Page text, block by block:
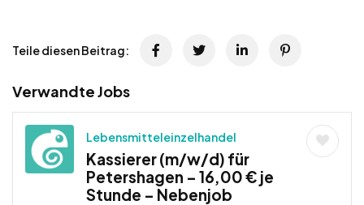
Teile diesen Beitrag:
Verwandte Jobs
Lebensmitteleinzelhandel
Kassierer (m/w/d) für
Petershagen – 16,00 € je
Stunde – Nebenjob